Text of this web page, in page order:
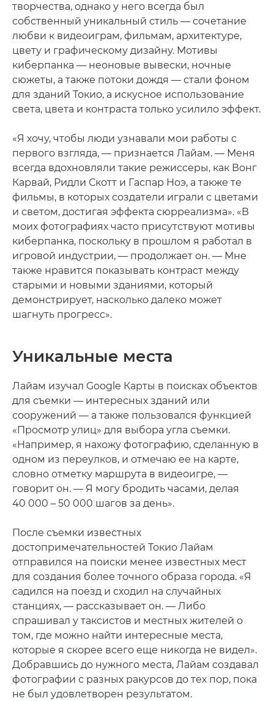
творчества, однако у него всегда был
собственный уникальный стиль — сочетание
любви к видеоиграм, фильмам, архитектуре,
цвету и графическому дизайну. Мотивы
киберпанка — неоновые вывески, ночные
сюжеты, а также потоки дождя — стали фоном
для зданий Токио, а искусное использование
света, цвета и контраста только усилило эффект.
«Я хочу, чтобы люди узнавали мои работы с
первого взгляда, — признается Лайам. — Меня
всегда вдохновляли такие режиссеры, как Вонг
Карвай, Ридли Скотт и Гаспар Ноэ, а также те
фильмы, в которых создатели играли с цветами
и светом, достигая эффекта сюрреализма». «В
моих фотографиях часто присутствуют мотивы
киберпанка, поскольку в прошлом я работал в
игровой индустрии, — продолжает он. — Мне
также нравится показывать контраст между
старыми и новыми зданиями, который
демонстрирует, насколько далеко может
шагнуть прогресс».
Уникальные места
Лайам изучал Google Карты в поисках объектов
для съемки — интересных зданий или
сооружений — а также пользовался функцией
«Просмотр улиц» для выбора угла съемки.
«Например, я нахожу фотографию, сделанную в
одном из переулков, и отмечаю ее на карте,
словно отметку маршрута в видеоигре, —
говорит он. — Я могу бродить часами, делая
40 000 – 50 000 шагов за день».
После съемки известных
достопримечательностей Токио Лайам
отправился на поиски менее известных мест
для создания более точного образа города. «Я
садился на поезд и сходил на случайных
станциях, — рассказывает он. — Либо
спрашивал у таксистов и местных жителей о
том, где можно найти интересные места,
которые я скорее всего еще никогда не видел».
Добравшись до нужного места, Лайам создавал
фотографии с разных ракурсов до тех пор, пока
не был удовлетворен результатом.